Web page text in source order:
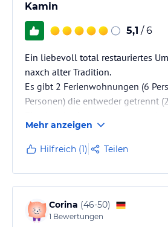
Kamin
5,1 / 6
Ein liebevoll total restauriertes
naxch alter Tradition.
Es gibt 2 Ferienwohnungen (6
Personen) die entweder getrennt
Dann passen in das Haus bis zu 12
waren 3 Familien mit gesamt 4
das Haus optimal mit gesamt 5
2 kleinere Schlafzimmer für die
auch für Erwachsene Betten dann
hintereinander!) und natürlich 2
Küchen, der Sauna und dem…
Mehr anzeigen
Hilfreich (1) Teilen
Corina (46-50)
1 Bewertungen